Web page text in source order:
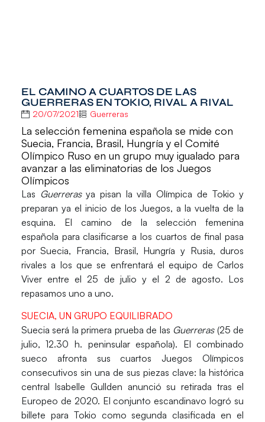
EL CAMINO A CUARTOS DE LAS
GUERRERAS EN TOKIO, RIVAL A RIVAL
20/07/2021 Guerreras
La selección femenina española se mide con
Suecia, Francia, Brasil, Hungría y el Comité
Olímpico Ruso en un grupo muy igualado para
avanzar a las eliminatorias de los Juegos
Olímpicos
Las Guerrerasya pisan la villa Olímpica de Tokioy
preparan ya el inicio de losJuegos, a la vuelta de la
esquina. El camino de la selección femenina
española para clasificarse a los cuartos de final pasa
porSuecia, Francia, Brasil, Hungría y Rusia, duros
rivales a los que se enfrentará el equipo deCarlos
Viver entre el 25 de julio y el 2 de agosto. Los
repasamos uno a uno.
SUECIA, UN GRUPO EQUILIBRADO
Suecia será la primera prueba de las Guerreras (25 de
julio, 12.30 h. peninsular española). El combinado
sueco afronta sus cuartos Juegos Olímpicos
consecutivos sin una de sus piezas clave: la histórica
central Isabelle Gullden anunció su retirada tras el
Europeo de 2020. El conjunto escandinavo logró su
billete para Tokio como segunda clasificada en el